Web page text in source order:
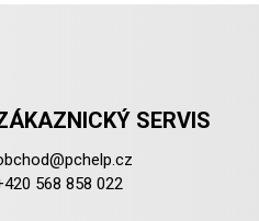
SERVIS
568 858 022